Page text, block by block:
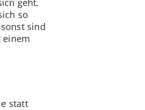
geht.
so
sind
einem
statt